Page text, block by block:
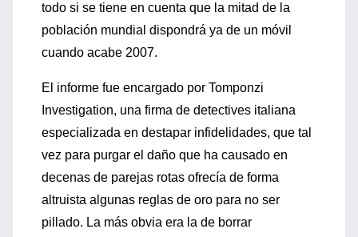
todo si se tiene en cuenta que la mitad de la
población mundial dispondrá ya de un móvil
cuando acabe 2007.
El informe fue encargado por Tomponzi
Investigation, una firma de detectives italiana
especializada en destapar infidelidades, que tal
vez para purgar el daño que ha causado en
decenas de parejas rotas ofrecía de forma
altruista algunas reglas de oro para no ser
pillado. La más obvia era la de borrar